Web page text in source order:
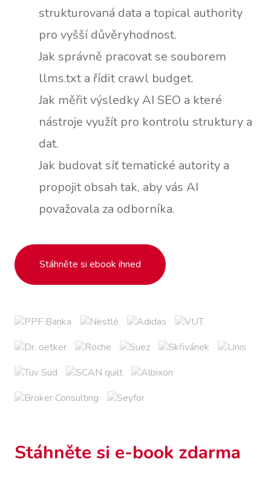
strukturovaná data a topical authority
pro vyšší důvěryhodnost.
Jak správně pracovat se souborem
llms.txt a řídit crawl budget.
Jak měřit výsledky AI SEO a které
nástroje využít pro kontrolu struktury a
dat.
Jak budovat síť tematické autority a
propojit obsah tak, aby vás AI
považovala za odborníka.
Stáhněte si ebook ihned
Stáhněte si e-book zdarma